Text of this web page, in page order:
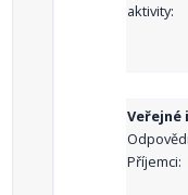
aktivity:
Veřejné
Příjemci: